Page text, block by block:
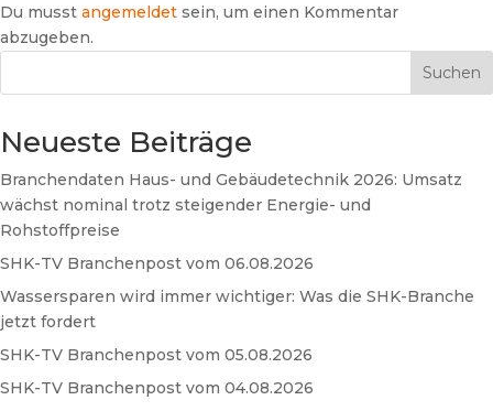
Du musst angemeldet sein, um einen Kommentar
abzugeben.
Suchen
Neueste Beiträge
Branchendaten Haus- und Gebäudetechnik 2026: Umsatz
wächst nominal trotz steigender Energie- und
Rohstoffpreise
SHK-TV Branchenpost vom 06.08.2026
Wassersparen wird immer wichtiger: Was die SHK-Branche
jetzt fordert
SHK-TV Branchenpost vom 05.08.2026
SHK-TV Branchenpost vom 04.08.2026